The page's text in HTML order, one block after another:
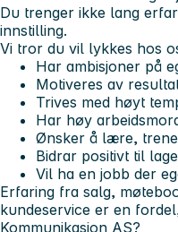
Du trenger ikke lang
innstilling.
Vi tror du vil lykkes hos
Har ambisjoner på
Motiveres av
Trives med høyt
Har høy
Ønsker å lære,
Bidrar positivt til
Vil ha en jobb der
Erfaring fra salg,
kundeservice er en
Kommunikasjon AS?